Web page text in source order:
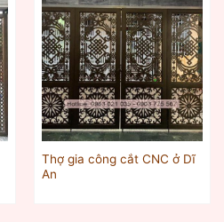
Thợ gia công cắt CNC ở Dĩ
An